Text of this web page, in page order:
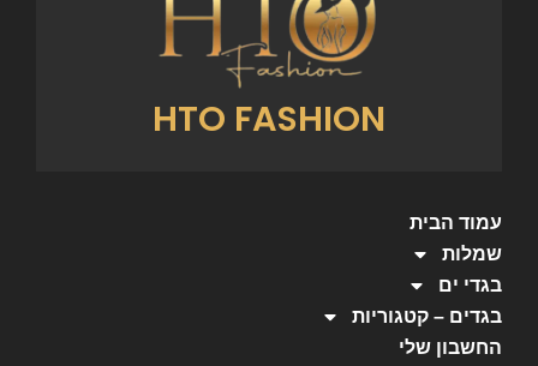
HTO FASHION
עמוד הבית
שמלות
בגדי ים
בגדים – קטגוריות
החשבון שלי